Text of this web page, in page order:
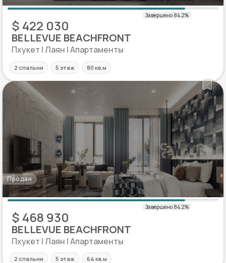
$ 422 030
BELLEVUE BEACHFRONT
Пхукет | Лаян | Апартаменты
2 спальни 5 этаж 80 кв.м
Продан
$ 468 930
BELLEVUE BEACHFRONT
Пхукет | Лаян | Апартаменты
2 спальни 5 этаж 64 кв.м